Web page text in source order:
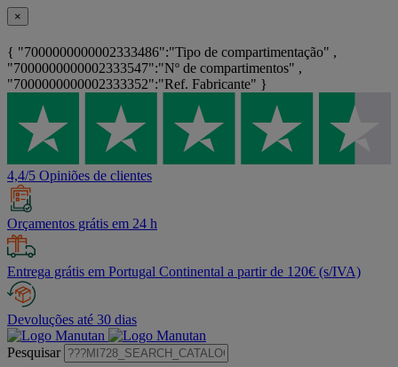
×
{ "7000000000002333486":"Tipo de compartimentação" ,
"7000000000002333547":"Nº de compartimentos" ,
"7000000000002333352":"Ref. Fabricante" }
4,4/5 Opiniões de clientes
Orçamentos grátis em 24 h
Entrega grátis em Portugal Continental a partir de 120€ (s/IVA)
Devoluções até 30 dias
Pesquisar